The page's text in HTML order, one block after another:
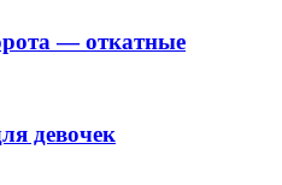
— откатные
девочек